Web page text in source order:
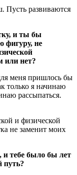
Пусть развиваются
и ты бы
фигуру, не
или нет?
меня пришлось бы
только я начинаю
рассыпаться.
и физической
не заменит моих
тебе было бы лет
путь?